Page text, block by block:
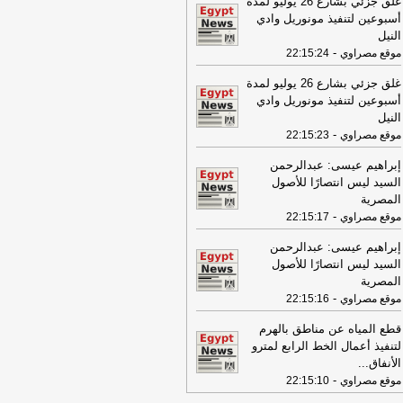
08:16
عناوين الصحف المصرية ليوم
31-07-2026
19:49
السيسي: الجهات المعنية باشرت
للوقوف على تفاصيل الهجوم
على ميناء دمياط
لبنانون 24
09:26
مجلس الوزراء المصري: الحريق
تعرضت له سفينتان في ميناء دمياط
08:34
عناوين الصحف المصرية ليوم
30-07-2026
18:41
رئيس "الوطنية للصحافة" يكشف
حملة الصحف القومية لمواجهة
السوشيال ميديا- موقع مصراوي
16:46
وزير الخزانة الأميركي: لن نسمح
اتخاذ التجارة العالمية رهينة أو
الشحن الدولي لتمويل الحرس
-لبنانون 24
09:31
عناوين الصحف المصرية ليوم
29-07-2026
-
أسبوعين لتنفيذ مونوريل وادي
النيل
موقع مصراوي -
22:15:24
غلق جزئي بشارع 26 يوليو لمدة
أسبوعين لتنفيذ مونوريل وادي
النيل
موقع مصراوي -
22:15:23
إبراهيم عيسى: عبدالرحمن
السيد ليس انتصارًا للأصول
المصرية
موقع مصراوي -
22:15:17
إبراهيم عيسى: عبدالرحمن
السيد ليس انتصارًا للأصول
المصرية
موقع مصراوي -
22:15:16
قطع المياه عن مناطق بالهرم
لتنفيذ أعمال الخط الرابع لمترو
الأنفاق...
موقع مصراوي -
22:15:10